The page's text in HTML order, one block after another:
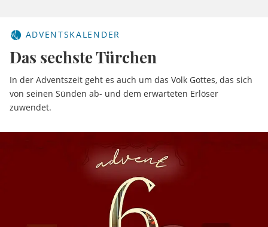
ADVENTSKALENDER
Das sechste Türchen
In der Adventszeit geht es auch um das Volk Gottes, das sich
von seinen Sünden ab- und dem erwarteten Erlöser
zuwendet.